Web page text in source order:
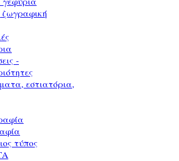
ζωγραφική
-
εστιατόρια,
τύπος